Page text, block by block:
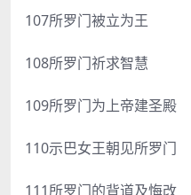
107所罗门被立为王
108所罗门祈求智慧
109所罗门为上帝建圣殿
110示巴女王朝见所罗门
111所罗门的背道及悔改